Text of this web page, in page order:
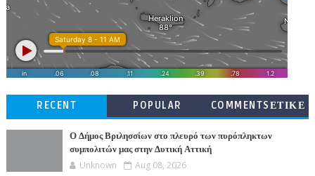
RECENT POPULAR
COMMENTSΕΤΙΚΕ
Ο Δήμος Βριλησσίων στο πλευρό των πυρόπληκτων
συμπολιτών μας στην Δυτική Αττική
Unknown Aug 08, 2026